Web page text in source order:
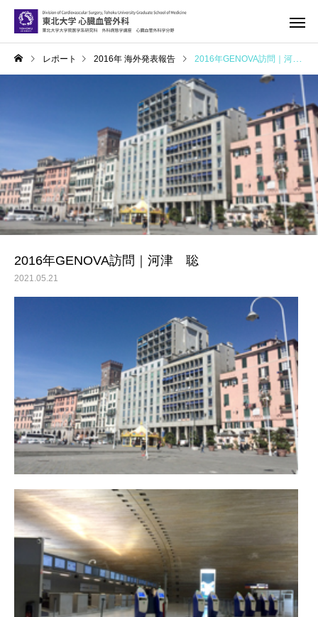
レポート 2016年 海外発表報告 2016年GENOVA訪問｜河津 聡
2016年GENOVA訪問｜河津 聡
2021.05.21